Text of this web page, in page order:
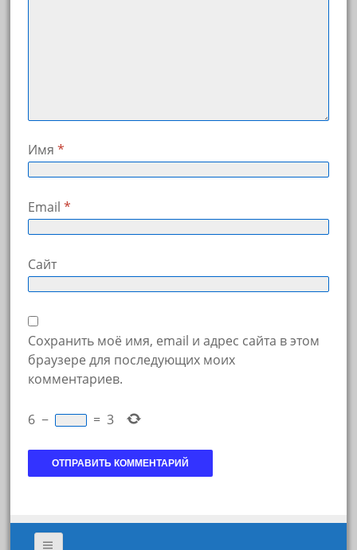
Имя *
Email *
Сайт
Сохранить моё имя, email и адрес сайта в этом
браузере для последующих моих
комментариев.
6 − = 3